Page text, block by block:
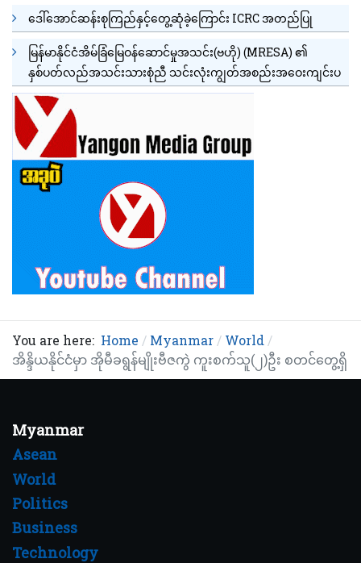
ဒေါ်အောင်ဆန်းစုကြည်နှင့်တွေ့ဆုံခဲ့ကြောင်း ICRC အတည်ပြု
မြန်မာနိုင်ငံအိမ်ခြံမြေဝန်ဆောင်မှုအသင်း(ဗဟို) (MRESA) ၏
နှစ်ပတ်လည်အသင်းသားစုံညီ သင်းလုံးကျွတ်အစည်းအဝေးကျင်းပ
You are here: Home Myanmar
World
အိန္ဒိယနိုင်ငံမှာ အိုမီခရွန်မျိုးဗီဇကွဲ ကူးစက်သူ(၂)ဦး စတင်တွေ့ရှိ
Myanmar
Asean
World
Politics
Business
Technology